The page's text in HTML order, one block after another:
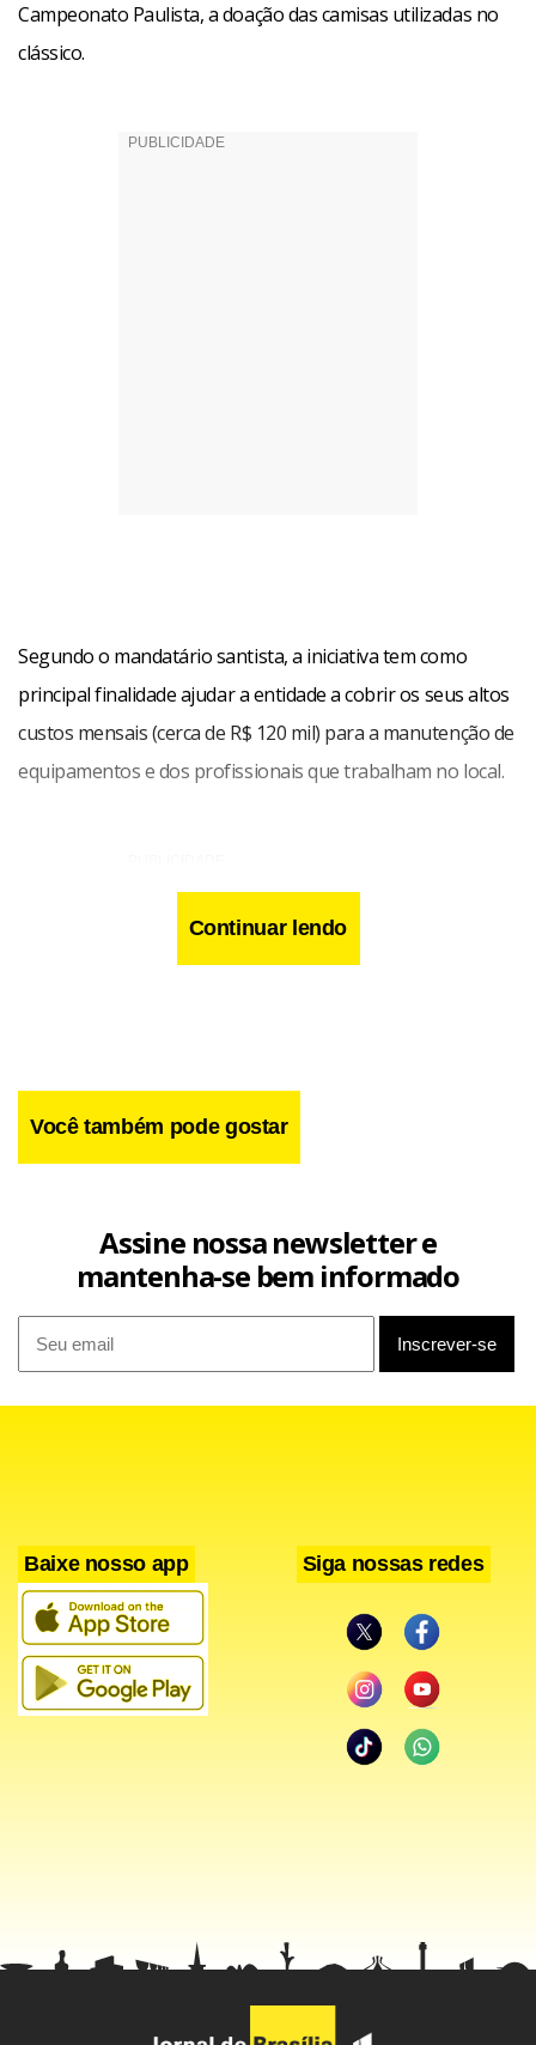
Campeonato Paulista, a doação das camisas utilizadas no
clássico.
Segundo o mandatário santista, a iniciativa tem como
principal finalidade ajudar a entidade a cobrir os seus altos
custos mensais (cerca de R$ 120 mil) para a manutenção de
equipamentos e dos profissionais que trabalham no local.
“Nós combinamos que as camisas do primeiro clássico
serão doadas pelos atletas ao Lar Mensageiros da Luz.
Globo.
Continuar lendo
Você também pode gostar
Assine nossa newsletter e
mantenha-se bem informado
Baixe nosso app Siga nossas redes